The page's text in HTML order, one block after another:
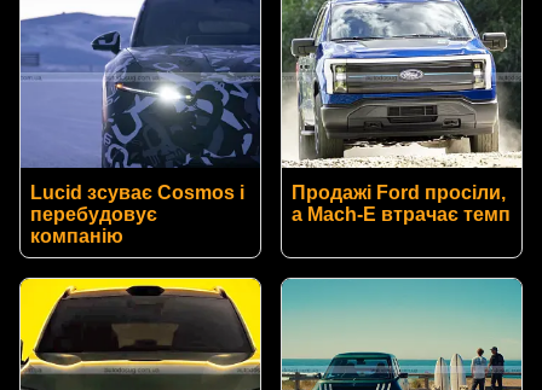
Lucid зсуває Cosmos і
перебудовує
компанію
Продажі Ford просіли,
а Mach-E втрачає темп